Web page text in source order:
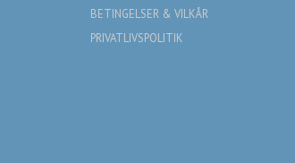
BETINGELSER & VILKÅR
PRIVATLIVSPOLITIK